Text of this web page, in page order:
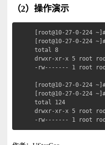
（2）操作演示
[root@10-27-0-224
[root@10-27-0-224
total 8
drwxr-xr-x 5 root
-rw------- 1 root root
[root@10-27-0-224
[root@10-27-0-224
total 124
drwxr-xr-x 5 root
-rw------- 1 root root